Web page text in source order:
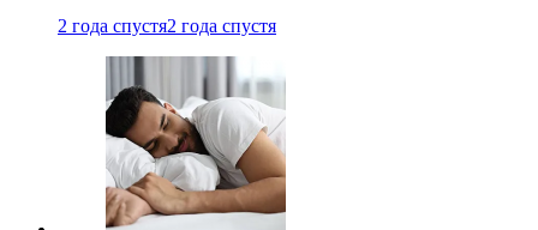
2 года спустя2 года спустя